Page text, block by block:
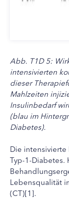
Abb. T1D 5:
intensivierten
dieser
Mahlzeiten
Insulinbedarf
(blau im
Diabetes).
Die
Typ-1-Diabetes.
Lebensqualität
(CT)[1].